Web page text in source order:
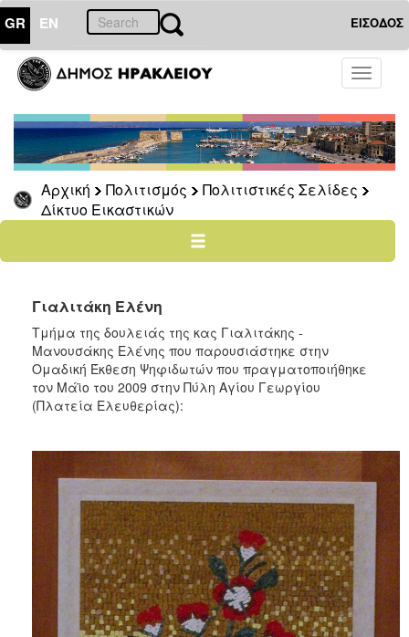
GR EN ΕΙΣΟΔΟΣ
Toggle
Αρχική Πολιτισμός
Πολιτιστικές Σελίδες
Δίκτυο Εικαστικών
ΠΟΛΙΤΙΣΜΟΣ
Σελίδες
Πολιτιστικοί
Σύλλογοι
Σκιτσογράφοι
Δίκτυο
Ζωγράφοι
Γλύπτες
Photopolis
Σημεία
Μνήμης
ΔΗΜΟΣ
Γιαλιτάκη Ελένη
Τμήμα της δουλειάς της κας Γιαλιτάκης -
Μανουσάκης Ελένης που παρουσιάστηκε στην
Ομαδική Έκθεση Ψηφιδωτών που πραγματοποιήθηκε
τον Μάϊο του 2009 στην Πύλη Αγίου Γεωργίου
(Πλατεία Ελευθερίας):